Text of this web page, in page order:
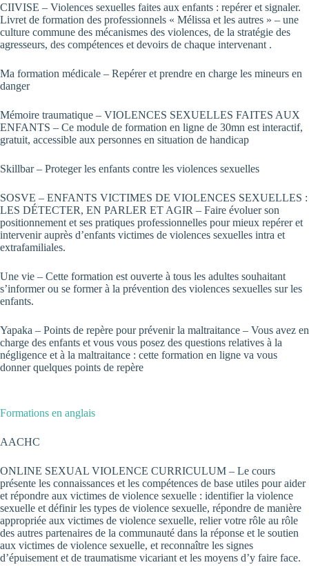
CIIVISE – Violences sexuelles faites aux enfants : repérer et signaler.
Livret de formation des professionnels « Mélissa et les autres » – une
culture commune des mécanismes des violences, de la stratégie des
agresseurs, des compétences et devoirs de chaque intervenant .
Ma formation médicale – Repérer et prendre en charge les mineurs en
danger
Mémoire traumatique – VIOLENCES SEXUELLES FAITES AUX
ENFANTS – Ce module de formation en ligne de 30mn est interactif,
gratuit, accessible aux personnes en situation de handicap
Skillbar– Proteger les enfants contre les violences sexuelles
SOSVE – ENFANTS VICTIMES DE VIOLENCES SEXUELLES :
LES DÉTECTER, EN PARLER ET AGIR – Faire évoluer son
positionnement et ses pratiques professionnelles pour mieux repérer et
intervenir auprès d’enfants victimes de violences sexuelles intra et
extrafamiliales.
Une vie – Cette formation est ouverte à tous les adultes souhaitant
s’informer ou se former à la prévention des violences sexuelles sur les
enfants.
Yapaka – Points de repère pour prévenir la maltraitance – Vous avez en
charge des enfants et vous vous posez des questions relatives à la
négligence et à la maltraitance : cette formation en ligne va vous
donner quelques points de repère
Formations en anglais
AACHC
ONLINE SEXUAL VIOLENCE CURRICULUM – Le cours
présente les connaissances et les compétences de base utiles pour aider
et répondre aux victimes de violence sexuelle : identifier la violence
sexuelle et définir les types de violence sexuelle, répondre de manière
appropriée aux victimes de violence sexuelle, relier votre rôle au rôle
des autres partenaires de la communauté dans la réponse et le soutien
aux victimes de violence sexuelle, et reconnaître les signes
d’épuisement et de traumatisme vicariant et les moyens d’y faire face.